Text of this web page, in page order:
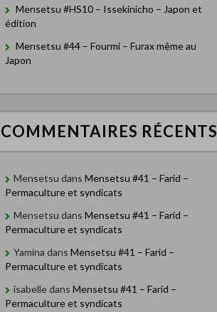
Mensetsu #HS10 – Issekinicho – Japon et
édition
Mensetsu #44 – Fourmi – Furax même au
Japon
COMMENTAIRES RÉCENTS
Mensetsu dans Mensetsu #41 – Farid –
Permaculture et syndicats
Mensetsu dans Mensetsu #41 – Farid –
Permaculture et syndicats
Yamina dans Mensetsu #41 – Farid –
Permaculture et syndicats
isabelledans Mensetsu #41 – Farid –
Permaculture et syndicats